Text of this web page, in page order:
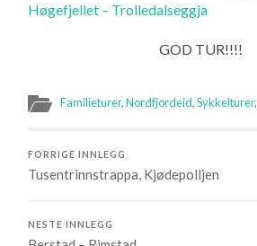
Høgefjellet – Trolledalseggja
GOD TUR!!!!
Familieturer,Nordfjordeid,Sykkelturer,
FORRIGE INNLEGG
Tusentrinnstrappa, Kjødepolljen
NESTE INNLEGG